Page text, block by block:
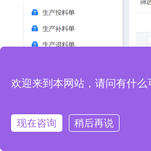
欢迎来到本网站，请问有什么
现在咨询 稍后再说